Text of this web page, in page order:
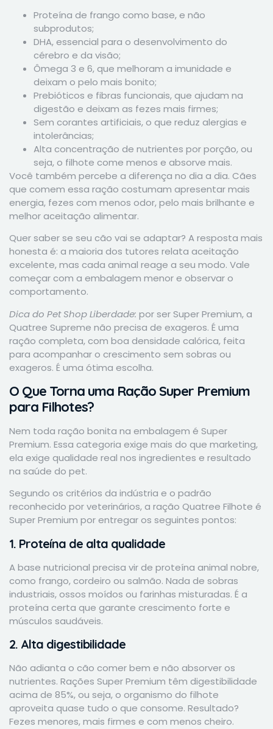
Proteína de frango como base, e não
subprodutos;
DHA, essencial para o desenvolvimento do
cérebro e da visão;
Ômega 3 e 6, que melhoram a imunidade e
deixam o pelo mais bonito;
Prebióticos e fibras funcionais, que ajudam na
digestão e deixam as fezes mais firmes;
Sem corantes artificiais, o que reduz alergias e
intolerâncias;
Alta concentração de nutrientes por porção, ou
seja, o filhote come menos e absorve mais.
Você também percebe a diferença no dia a dia. Cães
que comem essa ração costumam apresentar mais
energia, fezes com menos odor, pelo mais brilhante e
melhor aceitação alimentar.
Quer saber se seu cão vai se adaptar? A resposta mais
honesta é: a maioria dos tutores relata aceitação
excelente, mas cada animal reage a seu modo. Vale
começar com a embalagem menor e observar o
comportamento.
Dica do Pet Shop Liberdade: por ser Super Premium, a
Quatree Supreme não precisa de exageros. É uma
ração completa, com boa densidade calórica, feita
para acompanhar o crescimento sem sobras ou
exageros. É uma ótima escolha.
O Que Torna uma Ração Super Premium
para Filhotes?
Nem toda ração bonita na embalagem é Super
Premium. Essa categoria exige mais do que marketing,
ela exige qualidade real nos ingredientes e resultado
na saúde do pet.
Segundo os critérios da indústria e o padrão
reconhecido por veterinários, a ração Quatree Filhote é
Super Premium por entregar os seguintes pontos:
1. Proteína de alta qualidade
A base nutricional precisa vir de proteína animal nobre,
como frango, cordeiro ou salmão. Nada de sobras
industriais, ossos moídos ou farinhas misturadas. É a
proteína certa que garante crescimento forte e
músculos saudáveis.
2. Alta digestibilidade
Não adianta o cão comer bem e não absorver os
nutrientes. Rações Super Premium têm digestibilidade
acima de 85%, ou seja, o organismo do filhote
aproveita quase tudo o que consome. Resultado?
Fezes menores, mais firmes e com menos cheiro.